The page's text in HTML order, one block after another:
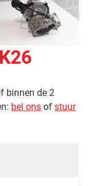
K26
binnen de 2
bel onsofstuur